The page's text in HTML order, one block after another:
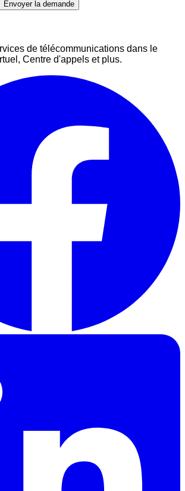
Envoyer la demande
de télécommunications dans le
Centre d'appels et plus.